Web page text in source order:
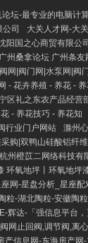
论坛-最专业的电脑计
司
大关人才网-大
阳国之心商贸有限公
州桑拿论坛 广州条
网|阀门网|水泵网|阀
- 花卉养殖 - 养花 -
区礼之东农产品经营
- 养花技巧 - 养花知
行业门户网站
滁州
购|双鸭山硅酸铝纤
杭州橙苡二网络科技有
环氧地坪丨环氧地坪
网-星盘分析_星座配
粒-湖北陶粒-安徽陶
辉达-「强信息平台
网止回阀,调节阀,离
产信息网-东海房产网